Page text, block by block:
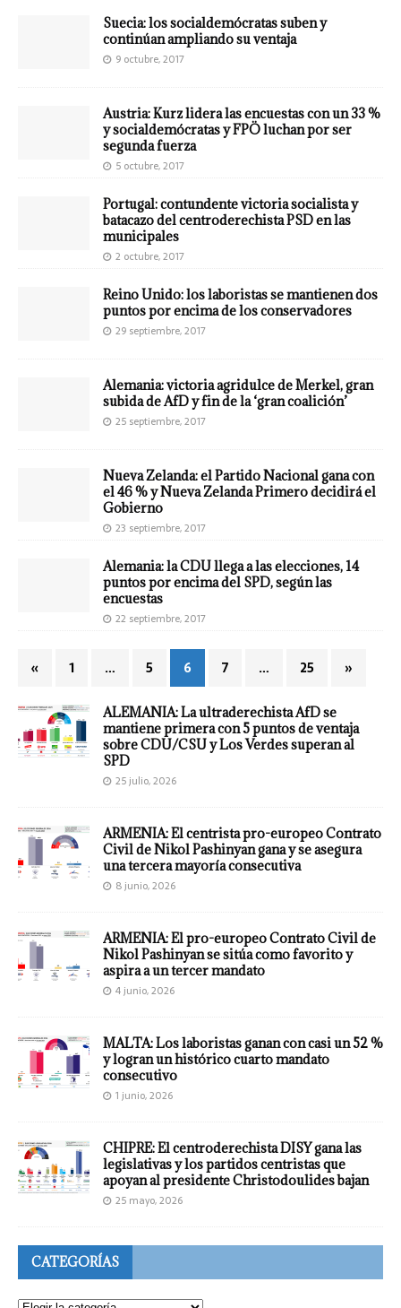
Suecia: los socialdemócratas suben y
continúan ampliando su ventaja
9 octubre, 2017
Austria: Kurz lidera las encuestas con un 33 %
y socialdemócratas y FPÖ luchan por ser
segunda fuerza
5 octubre, 2017
Portugal: contundente victoria socialista y
batacazo del centroderechista PSD en las
municipales
2 octubre, 2017
Reino Unido: los laboristas se mantienen dos
puntos por encima de los conservadores
29 septiembre, 2017
Alemania: victoria agridulce de Merkel, gran
subida de AfD y fin de la ‘gran coalición’
25 septiembre, 2017
Nueva Zelanda: el Partido Nacional gana con
el 46 % y Nueva Zelanda Primero decidirá el
Gobierno
23 septiembre, 2017
Alemania: la CDU llega a las elecciones, 14
puntos por encima del SPD, según las
encuestas
22 septiembre, 2017
« 1 … 5 6 7 … 25 »
ALEMANIA: La ultraderechista AfD se
mantiene primera con 5 puntos de ventaja
sobre CDU/CSU y Los Verdes superan al
SPD
25 julio, 2026
ARMENIA: El centrista pro-europeo Contrato
Civil de Nikol Pashinyan gana y se asegura
una tercera mayoría consecutiva
8 junio, 2026
ARMENIA: El pro-europeo Contrato Civil de
Nikol Pashinyan se sitúa como favorito y
aspira a un tercer mandato
4 junio, 2026
MALTA: Los laboristas ganan con casi un 52 %
y logran un histórico cuarto mandato
consecutivo
1 junio, 2026
CHIPRE: El centroderechista DISY gana las
legislativas y los partidos centristas que
apoyan al presidente Christodoulides bajan
25 mayo, 2026
CATEGORÍAS